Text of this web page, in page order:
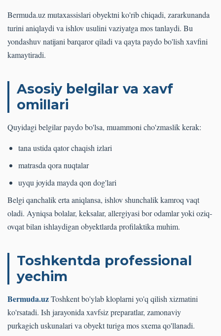
Bermuda.uz mutaxassislari obyektni ko'rib chiqadi, zararkunanda
turini aniqlaydi va ishlov usulini vaziyatga mos tanlaydi. Bu
yondashuv natijani barqaror qiladi va qayta paydo bo'lish xavfini
kamaytiradi.
Asosiy belgilar va xavf
omillari
Quyidagi belgilar paydo bo'lsa, muammoni cho'zmaslik kerak:
tana ustida qator chaqish izlari
matrasda qora nuqtalar
uyqu joyida mayda qon dog'lari
Belgi qanchalik erta aniqlansa, ishlov shunchalik kamroq vaqt
oladi. Ayniqsa bolalar, keksalar, allergiyasi bor odamlar yoki oziq-
ovqat bilan ishlaydigan obyektlarda profilaktika muhim.
Toshkentda professional
yechim
Bermuda.uzToshkent bo'ylab kloplarni yo'q qilish xizmatini
ko'rsatadi. Ish jarayonida xavfsiz preparatlar, zamonaviy
purkagich uskunalari va obyekt turiga mos sxema qo'llanadi.